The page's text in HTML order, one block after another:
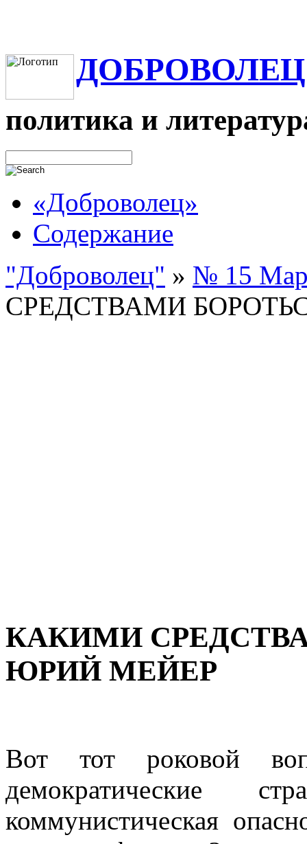
ДОБРОВОЛЕЦ
политика и
«Доброволец»
Содержание
"Доброволец" » № 15
СРЕДСТВАМИ
КАКИМИ
ЮРИЙ МЕЙЕР
Вот тот роковой
демократические
коммунистическая